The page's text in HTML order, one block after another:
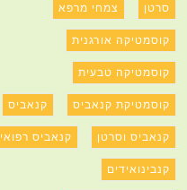
סרטן צמחי מרפא
קוסמטיקה אורגנית
קוסמטיקה טבעית
קוסמטיקת קנאביס קנאביס
קנאביס וסרטן קנאביס רפואי
קנבינואידים